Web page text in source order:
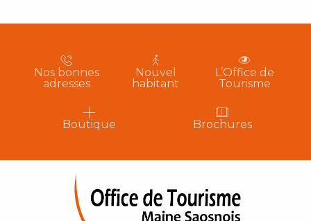
Nos bonnes
adresses
Nouvel
habitant
L’Office de
Tourisme
Boutique Brochures